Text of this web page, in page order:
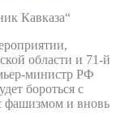
Кавказа“
области и 71-й
министр РФ
бороться с
фашизмом и вновь